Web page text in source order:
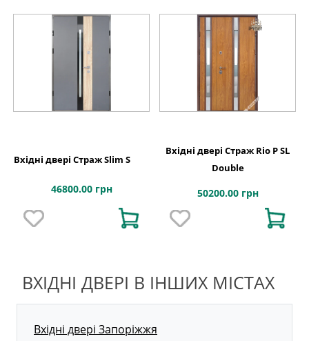
Вхідні двері Страж Slim S
46800.00 грн
Вхідні двері Страж Rio P SL
Double
50200.00 грн
ВХІДНІ ДВЕРІ В ІНШИХ МІСТАХ
Вхідні двері Запоріжжя